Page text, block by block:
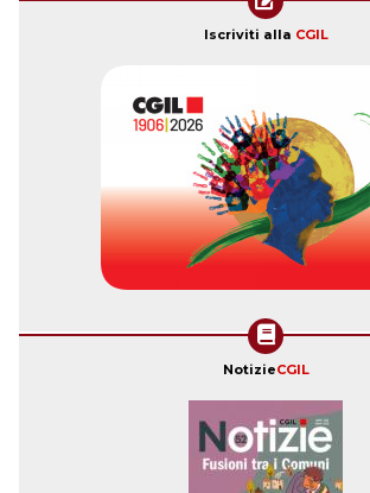
Iscriviti alla CGIL
NotizieCGIL